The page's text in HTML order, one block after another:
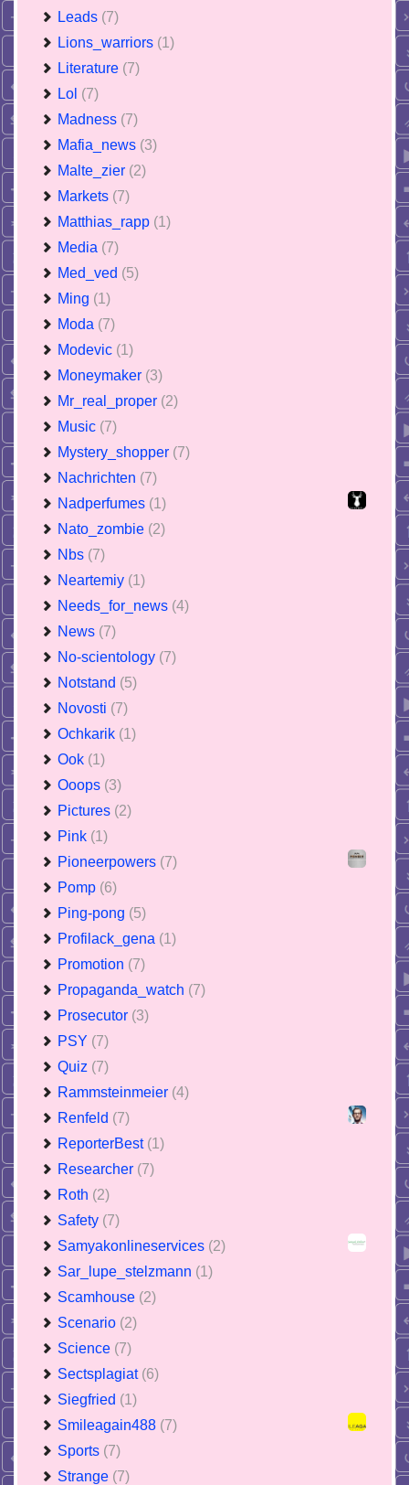
Leads (7)
Lions_warriors (1)
Literature (7)
Lol (7)
Madness (7)
Mafia_news (3)
Malte_zier (2)
Markets (7)
Matthias_rapp (1)
Media (7)
Med_ved (5)
Ming (1)
Moda (7)
Modevic (1)
Moneymaker (3)
Mr_real_proper (2)
Music (7)
Mystery_shopper (7)
Nachrichten (7)
Nadperfumes (1)
Nato_zombie (2)
Nbs (7)
Neartemiy (1)
Needs_for_news (4)
News (7)
No-scientology (7)
Notstand (5)
Novosti (7)
Ochkarik (1)
Ook (1)
Ooops (3)
Pictures (2)
Pink (1)
Pioneerpowers (7)
Pomp (6)
Ping-pong (5)
Profilack_gena (1)
Promotion (7)
Propaganda_watch (7)
Prosecutor (3)
PSY (7)
Quiz (7)
Rammsteinmeier (4)
Renfeld (7)
ReporterBest (1)
Researcher (7)
Roth (2)
Safety (7)
Samyakonlineservices (2)
Sar_lupe_stelzmann (1)
Scamhouse (2)
Scenario (2)
Science (7)
Sectsplagiat (6)
Siegfried (1)
Smileagain488 (7)
Sports (7)
Strange (7)